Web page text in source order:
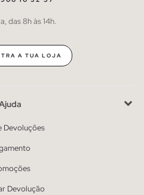
das 8h às 14h.
A TUA LOJA
Devoluções
Devolução